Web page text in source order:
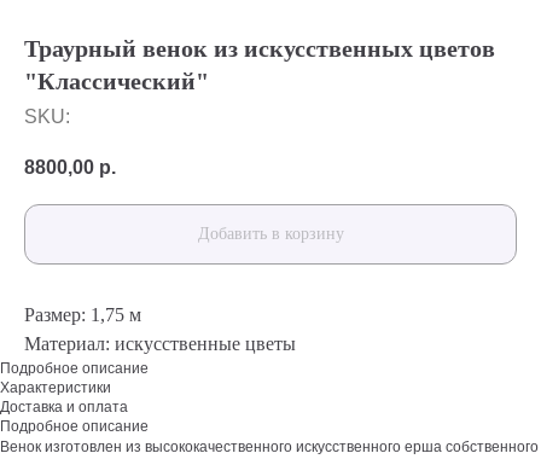
Траурный венок из искусственных цветов
"Классический"
SKU:
8800,00 р.
Добавить в корзину
Размер: 1,75 м
Материал: искусственные цветы
Подробное описание
Характеристики
Доставка и оплата
Подробное описание
Венок изготовлен из высококачественного искусственного ерша собственного